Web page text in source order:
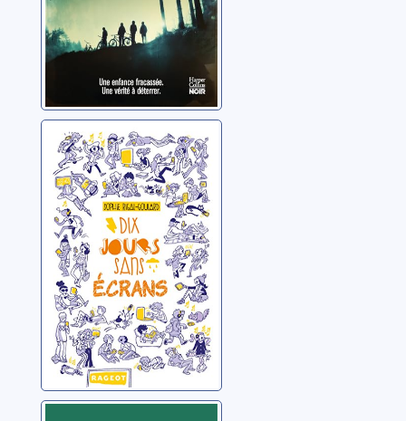
Dix jours sans
écrans
Rigal-Goulard, Sophie